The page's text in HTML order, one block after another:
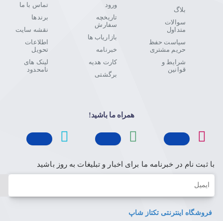
بلاگ
سوالات
متداول
سیاست حفظ
حریم مشتری
شرایط و
قوانین
ورود
تاریخچه
سفارش
بازاریاب ها
خبرنامه
کارت هدیه
برگشتی
تماس با ما
برندها
نقشه سایت
اطلاعات
تحویل
لینک های
نامحدود
همراه ما باشید!
با ثبت نام در خبرنامه ما برای اخبار و تبلیغات به روز باشید
ایمیل
فروشگاه اینترنتی تکتاز شاپ